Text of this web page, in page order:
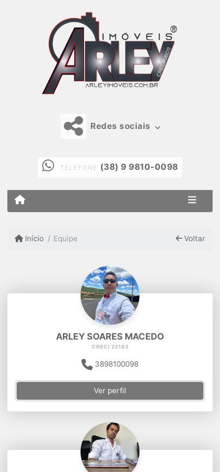
Redes sociais
TELEFONE (38) 9 9810-0098
Início Equipe Voltar
ARLEY SOARES MACEDO
CRECI 22182
3898100098
Ver perfil